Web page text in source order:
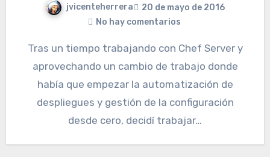
jvicenteherrera
20 de mayo de 2016
No hay comentarios
Tras un tiempo trabajando con Chef Server y
aprovechando un cambio de trabajo donde
había que empezar la automatización de
despliegues y gestión de la configuración
desde cero, decidí trabajar…